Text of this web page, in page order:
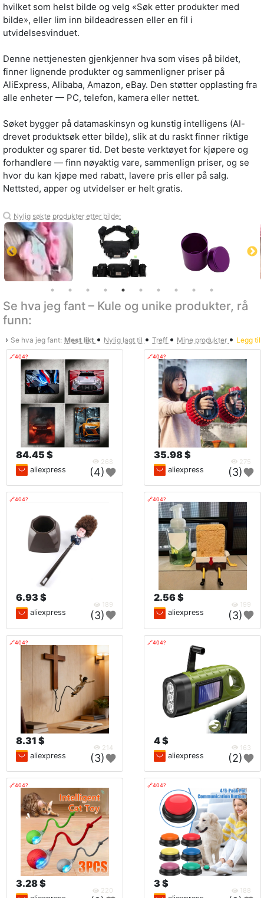
hvilket som helst bilde og velg «Søk etter produkter med
bilde», eller lim inn bildeadressen eller en fil i
utvidelsesvinduet.
Denne nettjenesten gjenkjenner hva som vises på bildet,
finner lignende produkter og sammenligner priser på
AliExpress, Alibaba, Amazon, eBay. Den støtter opplasting fra
alle enheter — PC, telefon, kamera eller nettet.
Søket bygger på datamaskinsyn og kunstig intelligens (AI-
drevet produktsøk etter bilde), slik at du raskt finner riktige
produkter og sparer tid. Det beste verktøyet for kjøpere og
forhandlere — finn nøyaktig vare, sammenlign priser, og se
hvor du kan kjøpe med rabatt, lavere pris eller på salg.
Nettsted, apper og utvidelser er helt gratis.
Nylig søkte produkter etter bilde:
Se hva jeg fant – Kule og unike produkter, rå
funn:
› Se hva jeg fant: Mest likt • Nylig lagt til • Treff • Mine produkter • Legg til
🔗404?
84.45 $
268
aliexpress (4)
🔗404?
35.98 $
275
aliexpress (3)
🔗404?
6.93 $
189
aliexpress (3)
🔗404?
2.56 $
199
aliexpress (3)
🔗404?
8.31 $
214
aliexpress (3)
🔗404?
4 $
163
aliexpress (2)
🔗404?
3.28 $
220
🔗404?
3 $
188